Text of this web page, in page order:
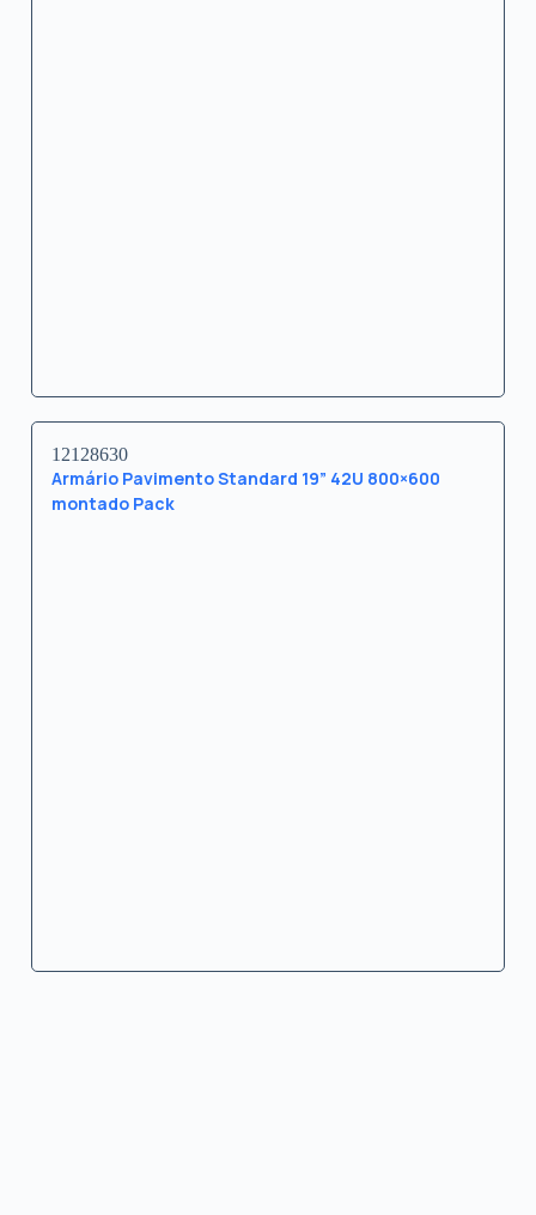
12128630
Armário Pavimento Standard 19” 42U 800×600
montado Pack